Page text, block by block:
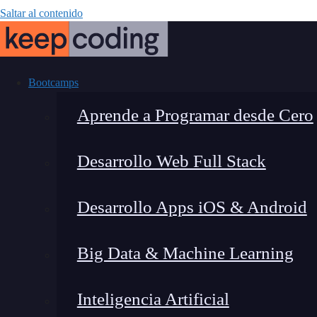
Saltar al contenido
Bootcamps
Aprende a Programar desde Cero
Desarrollo Web Full Stack
Desarrollo Apps iOS & Android
Big Data & Machine Learning
Inteligencia Artificial
Qué son los
interfaces